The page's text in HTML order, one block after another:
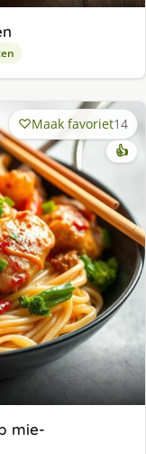
Maak favoriet14
👍
mie-